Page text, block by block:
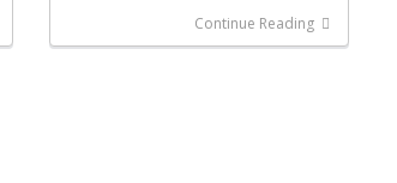
Continue Reading